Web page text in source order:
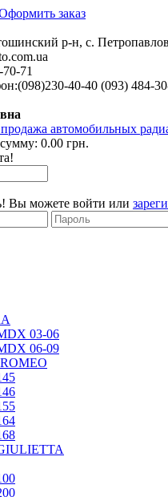
заказ
р-н, с.
71
(098)230-40-40 (093) 484-
0.00 грн.
Вы можете войти или
03-06
06-09